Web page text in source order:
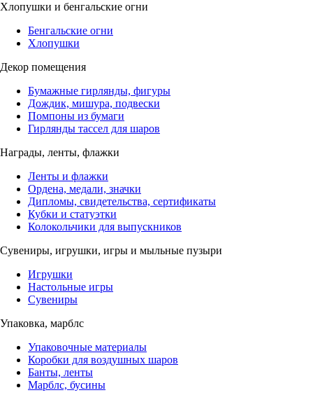
Хлопушки и бенгальские огни
Бенгальские огни
Хлопушки
Декор помещения
Бумажные гирлянды, фигуры
Дождик, мишура, подвески
Помпоны из бумаги
Гирлянды тассел для шаров
Награды, ленты, флажки
Ленты и флажки
Ордена, медали, значки
Дипломы, свидетельства, сертификаты
Кубки и статуэтки
Колокольчики для выпускников
Сувениры, игрушки, игры и мыльные пузыри
Игрушки
Настольные игры
Сувениры
Упаковка, марблс
Упаковочные материалы
Коробки для воздушных шаров
Банты, ленты
Марблс, бусины